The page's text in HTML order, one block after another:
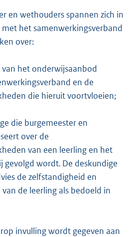
en wethouders spannen zich in
met het samenwerkingsverband
over:
van het onderwijsaanbod
en de
die hieruit voortvloeien;
die burgemeester en
over de
van een leerling en het
gevolgd wordt. De deskundige
de zelfstandigheid en
de leerling als bedoeld in
invulling wordt gegeven aan